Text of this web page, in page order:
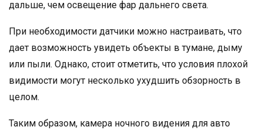
дальше, чем освещение фар дальнего света.
При необходимости датчики можно настраивать, что
дает возможность увидеть объекты в тумане, дыму
или пыли. Однако, стоит отметить, что условия плохой
видимости могут несколько ухудшить обзорность в
целом.
Таким образом, камера ночного видения для авто